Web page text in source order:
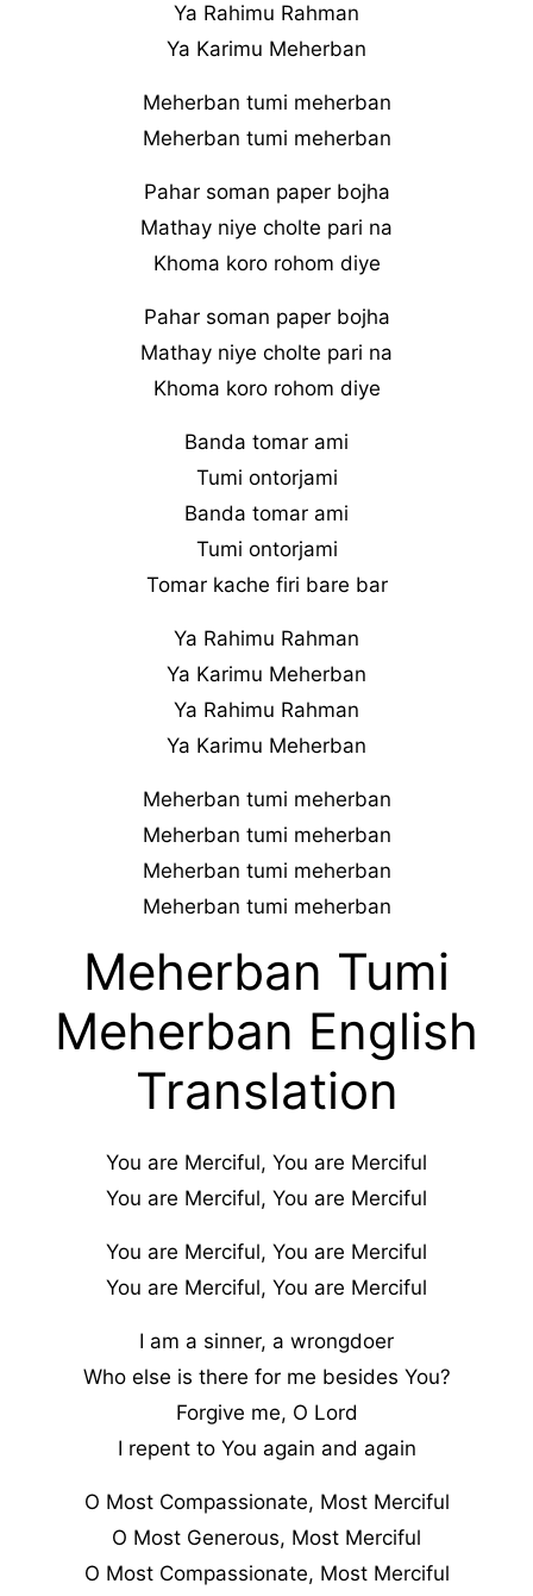
Ya Rahimu Rahman
Ya Karimu Meherban
Meherban tumi meherban
Meherban tumi meherban
Pahar soman paper bojha
Mathay niye cholte pari na
Khoma koro rohom diye
Pahar soman paper bojha
Mathay niye cholte pari na
Khoma koro rohom diye
Banda tomar ami
Tumi ontorjami
Banda tomar ami
Tumi ontorjami
Tomar kache firi bare bar
Ya Rahimu Rahman
Ya Karimu Meherban
Ya Rahimu Rahman
Ya Karimu Meherban
Meherban tumi meherban
Meherban tumi meherban
Meherban tumi meherban
Meherban tumi meherban
Meherban Tumi
Meherban English
Translation
You are Merciful, You are Merciful
You are Merciful, You are Merciful
You are Merciful, You are Merciful
You are Merciful, You are Merciful
I am a sinner, a wrongdoer
Who else is there for me besides You?
Forgive me, O Lord
I repent to You again and again
O Most Compassionate, Most Merciful
O Most Generous, Most Merciful
O Most Compassionate, Most Merciful